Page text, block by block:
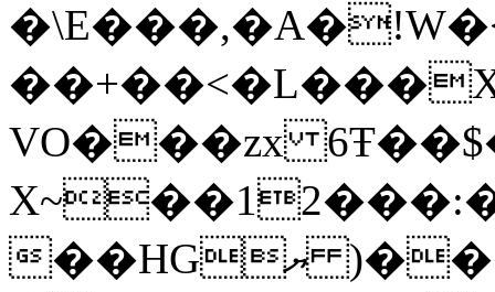
VO���zx
��HG͏ޔ )�����